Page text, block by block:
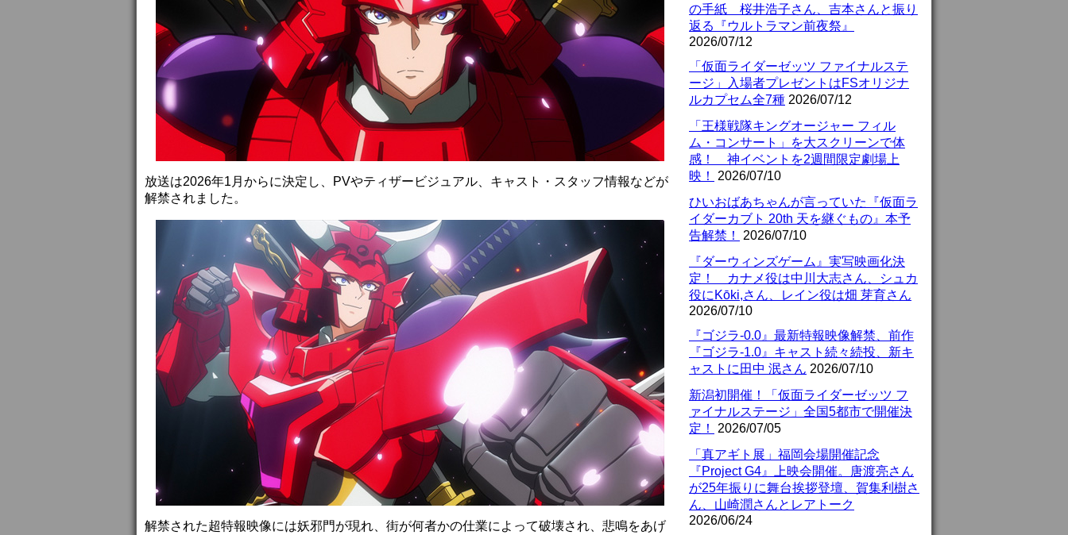
放送は2026年1月からに決定し、PVやティザービジュアル、キャスト・スタッフ情報などが
解禁されました。
解禁された超特報映像には妖邪門が現れ、街が何者かの仕業によって破壊され、悲鳴をあげ
の手紙 桜井浩子さん、吉本さんと振り
返る『ウルトラマン前夜祭』
2026/07/12
「仮面ライダーゼッツ ファイナルステ
ージ」入場者プレゼントはFSオリジナ
ルカプセム全7種 2026/07/12
「王様戦隊キングオージャー フィル
ム・コンサート」を大スクリーンで体
感！ 神イベントを2週間限定劇場上
映！
2026/07/10
ひいおばあちゃんが言っていた『仮面ラ
イダーカブト 20th 天を継ぐもの』本予
告解禁！
2026/07/10
『ダーウィンズゲーム』実写映画化決
定！ カナメ役は中川大志さん、シュカ
役にKōki,さん、レイン役は畑 芽育さん
2026/07/10
『ゴジラ-0.0』最新特報映像解禁、前作
『ゴジラ-1.0』キャスト続々続投、新キ
ャストに田中 泯さん 2026/07/10
新潟初開催！「仮面ライダーゼッツ フ
ァイナルステージ」全国5都市で開催決
定！
2026/07/05
「真アギト展」福岡会場開催記念
『Project G4』上映会開催。唐渡亮さん
が25年振りに舞台挨拶登壇、賀集利樹さ
ん、山崎潤さんとレアトーク
2026/06/24